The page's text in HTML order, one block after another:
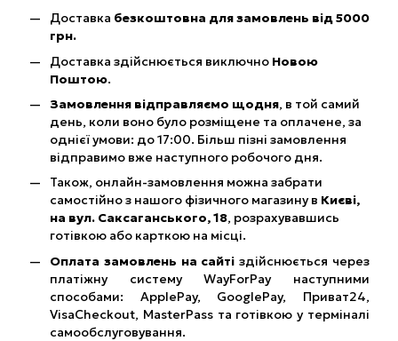
Доставка безкоштовна для замовлень від 5000
грн.
Доставка здійснюється виключно Новою
Поштою.
Замовлення відправляємо щодня, в той самий
день, коли воно було розміщене та оплачене, за
однієї умови: до 17:00. Більш пізні замовлення
відправимо вже наступного робочого дня.
Також, онлайн-замовлення можна забрати
самостійно з нашого фізичного магазину в Києві,
на вул. Саксаганського, 18, розрахувавшись
готівкою або карткою на місці.
Оплата замовлень на сайтіздійснюється через
платіжну систему WayForPay наступними
способами: ApplePay, GooglePay, Приват24,
VisaCheckout, MasterPass та готівкою у терміналі
самообслуговування.